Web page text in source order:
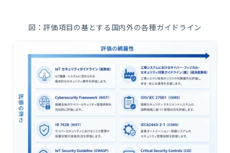
図：評価項目の基とする国内外の各種ガイドライン